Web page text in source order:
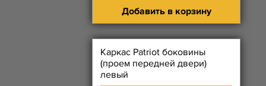
Добавить в корзину
Каркас Patriot боковины
(проем передней двери)
левый